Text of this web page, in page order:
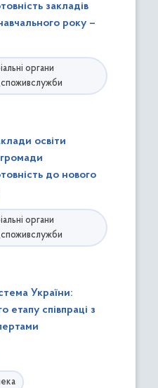
закладів
року –
органи
освіти
громади
до нового
органи
України:
етапу співпраці з